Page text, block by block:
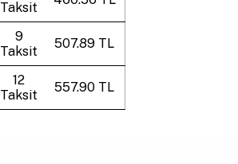
Taksit
9
Taksit
507.89 TL
12
Taksit
557.90 TL